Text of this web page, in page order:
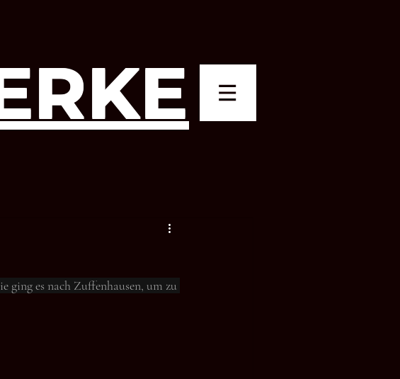
ging es nach Zuffenhausen, um zu